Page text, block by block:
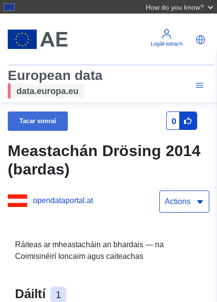
How do you know?
Logáil isteach
European data
data.europa.eu
Tacar sonraí 0
Meastachán Drösing 2014
(bardas)
opendataportal.at Actions
Ráiteas ar mheastacháin an bhardais — na
Coimisinéirí Ioncaim agus caiteachas
Dáiltí 1